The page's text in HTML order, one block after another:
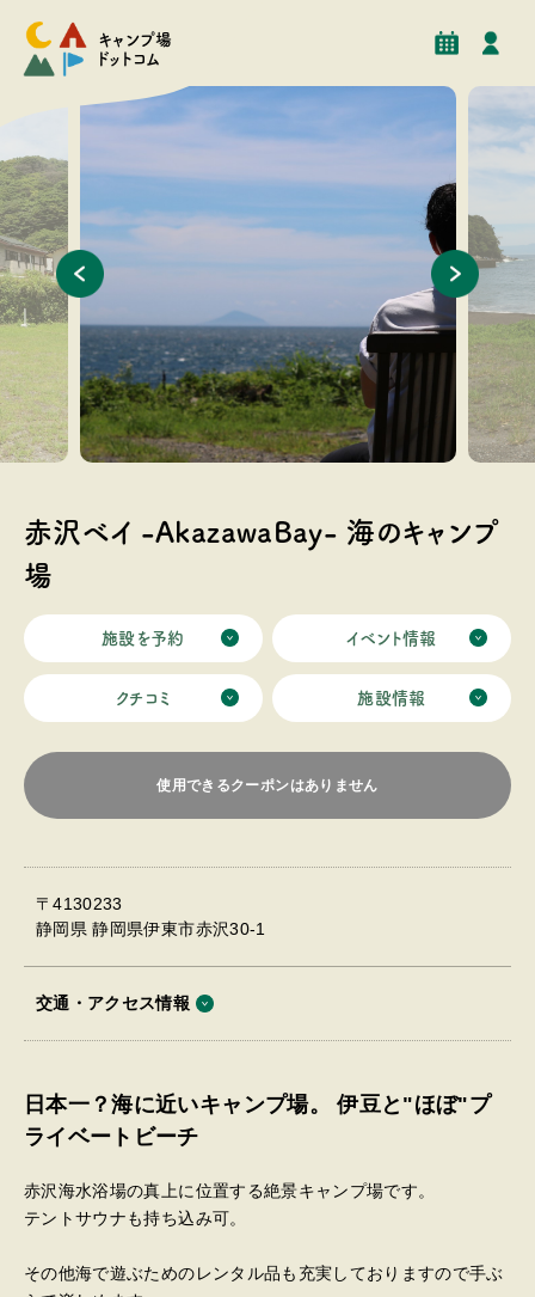
キャンプ場
ドットコム
予約 施設情報
赤沢ベイ -AkazawaBay- 海のキャンプ
場
施設を予約 イベント情報
クチコミ 施設情報
使用できるクーポンはありません
〒4130233
静岡県 静岡県伊東市赤沢30-1
交通・アクセス情報
日本一？海に近いキャンプ場。 伊豆と"ほぼ"プ
ライベートビーチ
赤沢海水浴場の真上に位置する絶景キャンプ場です。
テントサウナも持ち込み可。
その他海で遊ぶためのレンタル品も充実しておりますので手ぶ